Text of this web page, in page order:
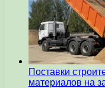
Поставки
материалов на